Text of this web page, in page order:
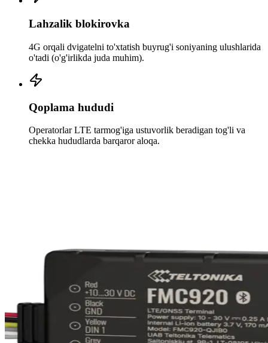
Lahzalik blokirovka
4G orqali dvigatelni to'xtatish buyrug'i soniyaning ulushlarida
o'tadi (o'g'irlikda juda muhim).
Qoplama hududi
Operatorlar LTE tarmog'iga ustuvorlik beradigan tog'li va
chekka hududlarda barqaror aloqa.